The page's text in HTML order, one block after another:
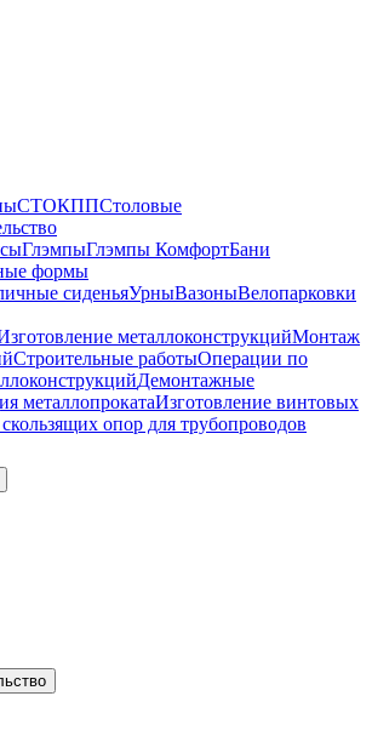
СТОКППСтоловые
ГлэмпыГлэмпы КомфортБани
формы
сиденьяУрныВазоныВелопарковки
металлоконструкцийМонтаж
Строительные работыОперации по
Демонтажные
металлопрокатаИзготовление винтовых
опор для трубопроводов